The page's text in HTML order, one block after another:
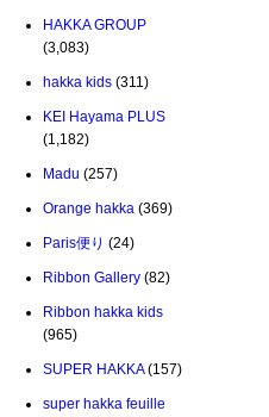
HAKKA GROUP
(3,083)
hakka kids (311)
KEI Hayama PLUS
(1,182)
Madu (257)
Orange hakka (369)
Paris便り (24)
Ribbon Gallery (82)
Ribbon hakka kids
(965)
SUPER HAKKA(157)
super hakka feuille